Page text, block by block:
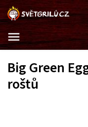
Big Green
roštů